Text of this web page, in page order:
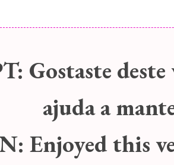
Gostaste
ajuda a
Enjoyed this